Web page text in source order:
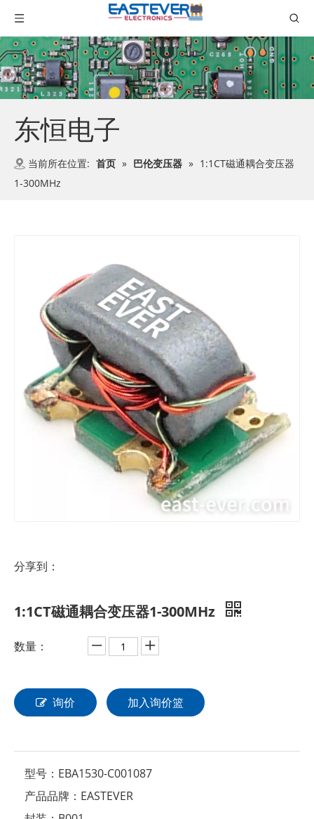
东恒电子
当前所在位置: 首页 » 巴伦变压器 » 1:1CT磁通耦合变压器
1-300MHz
分享到：
1:1CT磁通耦合变压器1-300MHz
数量：
询价 加入询价篮
型号： EBA1530-C001087
产品品牌： EASTEVER